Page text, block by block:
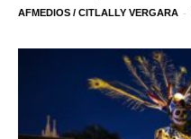
AFMEDIOS / CITLALLY VERGARA -